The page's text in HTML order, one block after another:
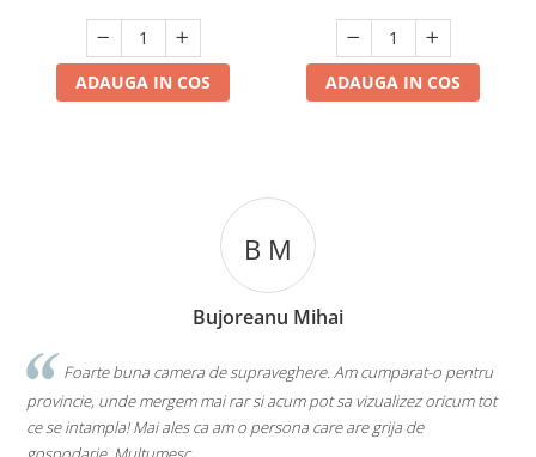
ADAUGA IN COS
bidirectional, O-KAM PRO, 3
ani garantie
ADAUGA IN COS
B M
Bujoreanu Mihai
Foarte buna camera de supraveghere. Am cumparat-o pentru
provincie, unde mergem mai rar si acum pot sa vizualizez oricum tot
ce se intampla! Mai ales ca am o persona care are grija de